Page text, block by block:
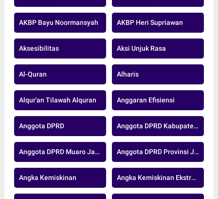
AKBP Bayu Noormansyah AKBP Heri Supriawan
Aksesibilitas Aksi Unjuk Rasa
Al-Quran Alharis
Alqur'an Tilawah Alquran Anggaran Efisiensi
Anggota DPRD Anggota DPRD Kabupaten Muaro Jambi
Anggota DPRD Muaro Jambi Anggota DPRD Provinsi Jambi
Angka Kemiskinan Angka Kemiskinan Ekstrem